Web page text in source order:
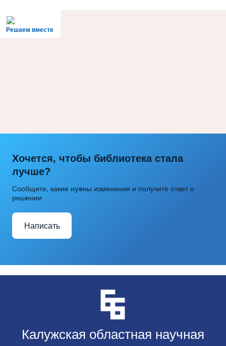
Решаем вместе
Хочется, чтобы библиотека стала
лучше?
Сообщите, какие нужны изменения и получите ответ о
решении
Написать
Калужская областная научная